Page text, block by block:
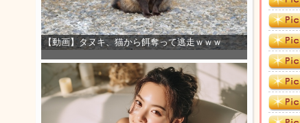
【動画】タヌキ、猫から餌奪って逃走ｗｗｗ